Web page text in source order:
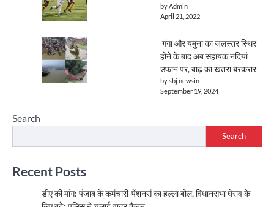
by Admin
April 21, 2022
गंगा और यमुना का जलस्तर स्थिर
होने के बाद अब सहायक नदियां
उफान पर, बाढ़ का खतरा बरकरार
by sbj newsin
September 19, 2024
Search
Search
Recent Posts
डीए की मांग: पंजाब के कर्मचारी-पेंशनर्स का हल्ला बोल, विधानसभा घेराव के